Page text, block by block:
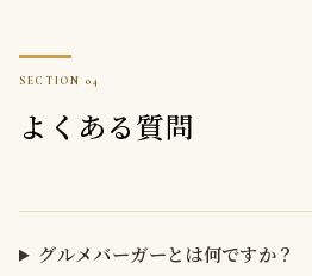
よくある質問
グルメバーガーとは何ですか？